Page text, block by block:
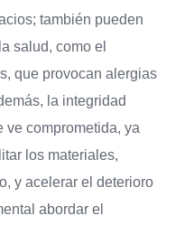
también pueden
salud, como el
que provocan alergias
la integridad
ve comprometida, ya
los materiales,
y acelerar el deterioro
abordar el